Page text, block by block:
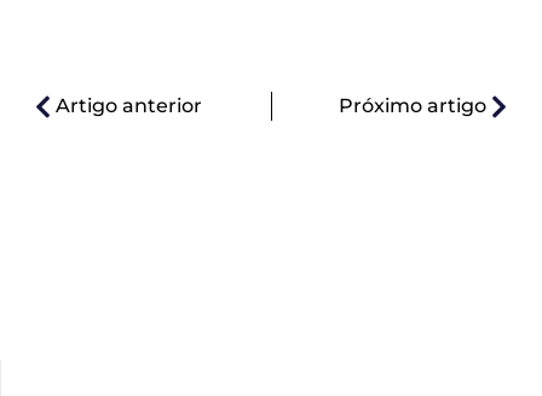
Artigo anterior Próximo artigo